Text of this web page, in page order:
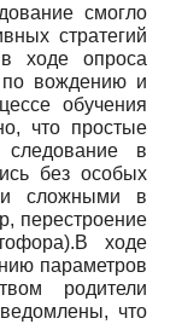
смогло
стратегий
ходе опроса
по вождению и
обучения
что простые
в
без особых
сложными в
перестроение
ходе
параметров
родители
что